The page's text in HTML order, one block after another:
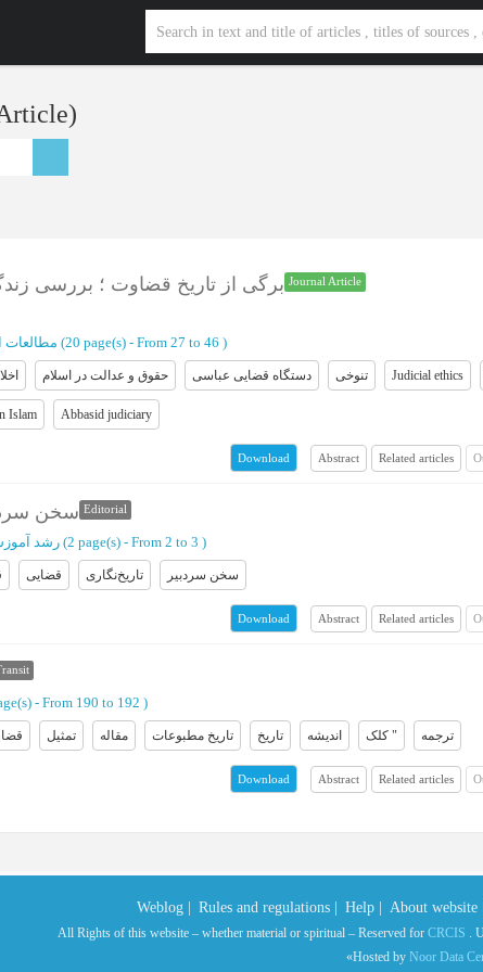
برگی از تاریخ قضاوت ؛ بررسی Journal Article
مطالعات (‎20 page(s) - From 27 to 46 )
حقوق و عدالت در اسلام دستگاه قضایی عباسی تنوخی Judicial ethics
Islam Abbasid judiciary
Download Abstract Related articles
سخن Editorial
رشد (‎2 page(s) - From 2 to 3 )
قضایی تاریخ‌نگاری سخن سردبیر
Download Abstract Related articles
- From 190 to 192 )
تمثیل مقاله تاریخ مطبوعات تاریخ اندیشه کلک " ترجمه
Download Abstract Related articles
Weblog | Rules and regulations | Help | About website |
All Rights of this website – whether material or spiritual – Reserved for CRCIS .
«Hosted by Noor Data